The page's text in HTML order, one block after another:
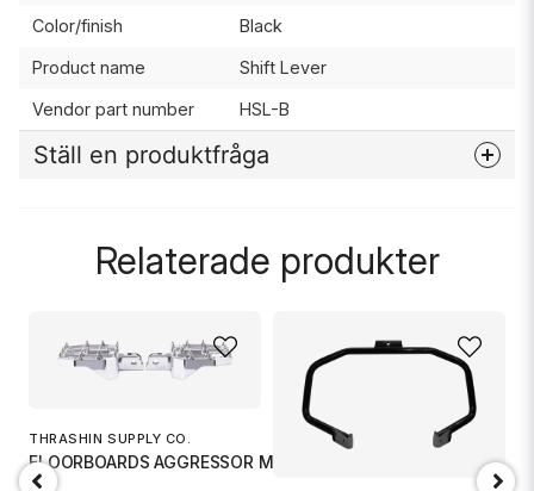
Color/finish Black
Product name Shift Lever
Vendor part number HSL-B
Ställ en produktfråga
nameNamn
email
Mejladress
Relaterade produkter
THRASHIN SUPPLY CO.
FLOORBOARDS AGGRESSOR MINI FRO